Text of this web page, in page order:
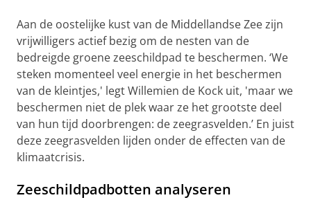
Aan de oostelijke kust van de Middellandse Zee zijn
vrijwilligers actief bezig om de nesten van de
bedreigde groene zeeschildpad te beschermen. ‘We
steken momenteel veel energie in het beschermen
van de kleintjes,' legt Willemien de Kock uit, 'maar we
beschermen niet de plek waar ze het grootste deel
van hun tijd doorbrengen: de zeegrasvelden.’ En juist
deze zeegrasvelden lijden onder de effecten van de
klimaatcrisis.
Zeeschildpadbotten analyseren